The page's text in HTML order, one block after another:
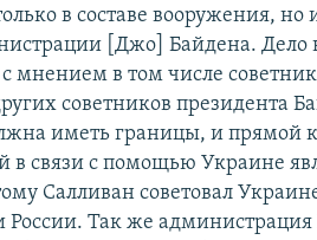
в составе вооружения,
[Джо] Байдена. Дело
мнением в том числе
советников президента
иметь границы, и прямой
в связи с помощью Украине
Салливан советовал
России. Так же